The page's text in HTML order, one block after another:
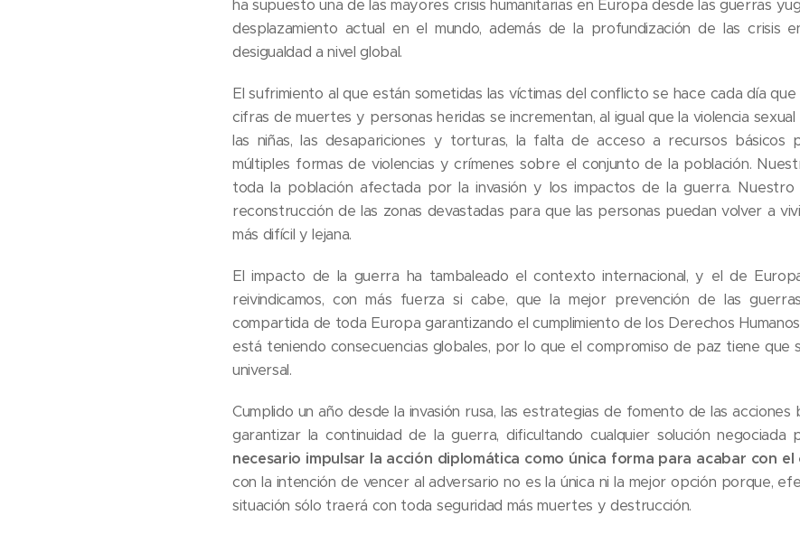
ha supuesto una de las mayores crisis humanitarias en Europa desde las guerras
desplazamiento actual en el mundo, además de la profundización de las crisis
desigualdad a nivel global.
El sufrimiento al que están sometidas las víctimas del conflicto se hace cada día
cifras de muertes y personas heridas se incrementan, al igual que la violencia
las niñas, las desapariciones y torturas, la falta de acceso a recursos básicos
múltiples formas de violencias y crímenes sobre el conjunto de la población.
toda la población afectada por la invasión y los impactos de la guerra. Nuestro
reconstrucción de las zonas devastadas para que las personas puedan volver a
más difícil y lejana.
El impacto de la guerra ha tambaleado el contexto internacional, y el de
reivindicamos, con más fuerza si cabe, que la mejor prevención de las
compartida de toda Europa garantizando el cumplimiento de los Derechos
está teniendo consecuencias globales, por lo que el compromiso de paz tiene que
universal.
Cumplido un año desde la invasión rusa, las estrategias de fomento de las acciones
garantizar la continuidad de la guerra, dificultando cualquier solución
necesario impulsar la acción diplomática como única forma para acabar con
con la intención de vencer al adversario no es la única ni la mejor opción porque,
situación sólo traerá con toda seguridad más muertes y destrucción.